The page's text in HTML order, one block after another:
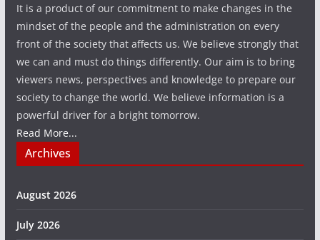
It is a product of our commitment to make changes in the
mindset of the people and the administration on every
front of the society that affects us. We believe strongly that
we can and must do things differently. Our aim is to bring
viewers news, perspectives and knowledge to prepare our
society to change the world. We believe information is a
powerful driver for a bright tomorrow.
Read More...
Archives
August 2026
July 2026